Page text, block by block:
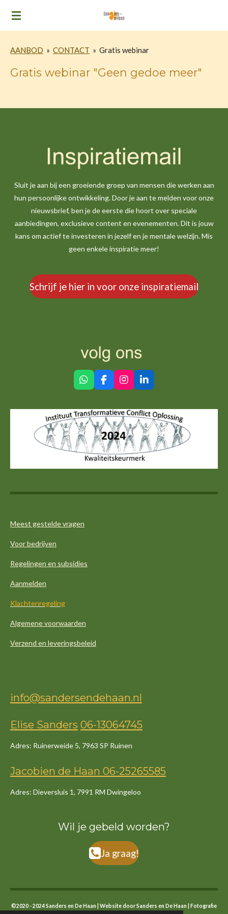
Ga
de
hoofdinhoud
AANBOD » CONTACT » Gratis webinar
Gratis webinar "Geen gedoe meer"
Sluit je aan bij een groeiende groep van mensen die werken aan
hun persoonlijke ontwikkeling. Door je aan te melden voor onze
nieuwsbrief, ben je de eerste die hoort over speciale
aanbiedingen, exclusieve content en evenementen. Dit is jouw
kans om actief te investeren in jezelf en je mentale welzijn. Mis
geen enkele inspiratie meer!
Schrijf je hier in voor onze inspiratiemail
W
h
t
s
A
p
p
F
a
e
b
o
o
k
I
n
t
a
g
r
a
m
L
i
k
e
d
I
n
Meest gestelde vragen
Voor bedrijven
Regelingen en subsidies
Aanmelden
Klachtenregeling
Algemene voorwaarden
Verzend en leveringsbeleid
info@sandersendehaan.nl
Elise Sanders 06-13064745
Adres: Ruinerweide 5, 7963 SP Ruinen
Jacobien de Haan 06-25265585
Adres: Dieversluis 1, 7991 RM Dwingeloo
Wil je gebeld worden?
Ja graag!
©2020 - 2024 Sanders en De Haan | Website door Sanders en De Haan | Fotografie